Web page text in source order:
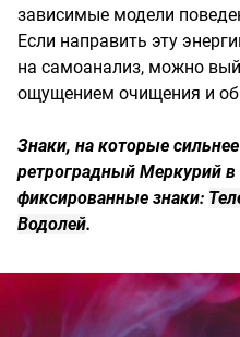
зависимые модели
Если направить эту
на самоанализ, можно
ощущением очищения и
Знаки, на которые
ретроградный Меркурий
фиксированные знаки:
Водолей.